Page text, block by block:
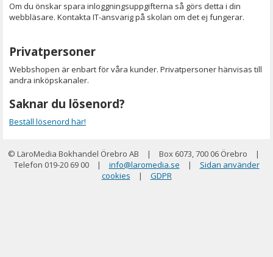
Om du önskar spara inloggningsuppgifterna så görs detta i din
webbläsare. Kontakta IT-ansvarig på skolan om det ej fungerar.
Privatpersoner
Webbshopen är enbart för våra kunder. Privatpersoner hänvisas till
andra inköpskanaler.
Saknar du lösenord?
Beställ lösenord här!
© LäroMedia Bokhandel Örebro AB | Box 6073, 700 06 Örebro
|
Telefon 019-20 69 00
| info@laromedia.se |
Sidan använder
cookies
| GDPR